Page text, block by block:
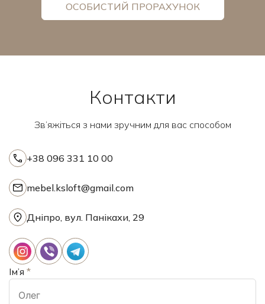
ОСОБИСТИЙ ПРОРАХУНОК
Контакти
Зв’яжіться з нами зручним для вас способом
+38 096 331 10 00
mebel.ksloft@gmail.com
Дніпро, вул. Панікахи, 29
Ім’я *